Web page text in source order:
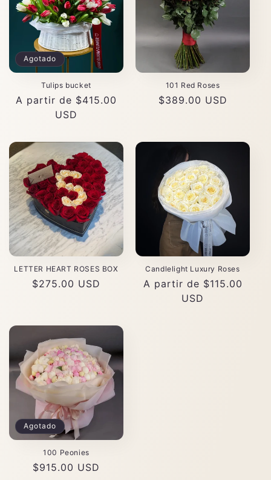
Agotado
Tulips bucket
Precio
A partir de $415.00
USD
101 Red Roses
Precio
$389.00 USD
LETTER HEART ROSES BOX
Precio
$275.00 USD
Candlelight Luxury Roses
Precio
A partir de $115.00
USD
Agotado
100 Peonies
Precio
$915.00 USD